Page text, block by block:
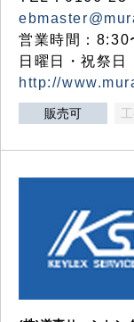
営業時間：8:30
日曜日・祝祭日
http://
販売可